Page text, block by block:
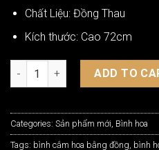
Chất Liệu: Đồng Thau
Kích thước: Cao 72cm
Bình Hoa Bằng Đồng Ấn Độ BH-
ADD TO
Categories: Sản phẩm mới Bình hoa
Tags: bình cắm hoa bằng đồng bình